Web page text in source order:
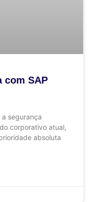
com SAP
a segurança
corporativo atual,
absoluta